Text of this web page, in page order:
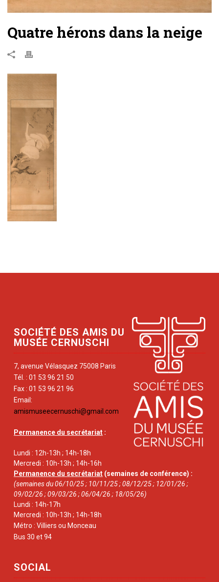
Quatre hérons dans la neige
SOCIÉTÉ DES AMIS DU
MUSÉE CERNUSCHI
7, avenue Vélasquez 75008 Paris
Tél. : 01 53 96 21 50
Fax : 01 53 96 21 96
Email:
amismuseecernuschi@gmail.com
Permanence du secrétariat :
Lundi : 12h-13h ; 14h-18h
Mercredi : 10h-13h ; 14h-16h
Permanence du secrétariat (semaines de conférence) :
(semaines du 06/10/25 ; 10/11/25 ; 08/12/25 ; 12/01/26 ;
09/02/26 ; 09/03/26 ; 06/04/26 ; 18/05/26)
Lundi : 14h-17h
Mercredi : 10h-13h ; 14h-18h
Métro : Villiers ou Monceau
Bus 30 et 94
SOCIAL